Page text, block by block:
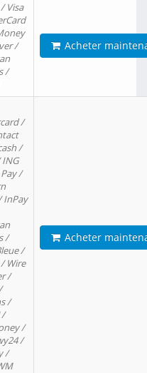
Visa
/
/
Acheter
/
/
ING
/
InPay
/
/
Wire
/
/
/
/
/
/
Acheter